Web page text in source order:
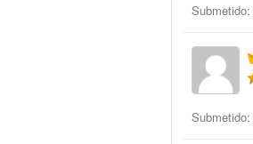
Submetido:
Submetido: